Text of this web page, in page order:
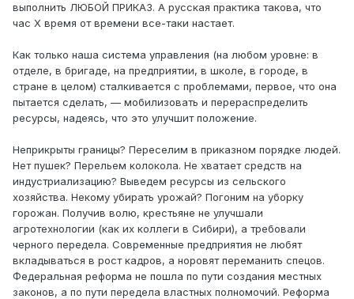
выполнить ЛЮБОЙ ПРИКАЗ. А русская практика такова, что
час Х время от времени все-таки настает.
Как только наша система управления (на любом уровне: в
отделе, в бригаде, на предприятии, в школе, в городе, в
стране в целом) сталкивается с проблемами, первое, что она
пытается сделать, — мобилизовать и перераспределить
ресурсы, надеясь, что это улучшит положение.
Неприкрыты границы? Переселим в приказном порядке людей.
Нет пушек? Перельем колокола. Не хватает средств на
индустриализацию? Выведем ресурсы из сельского
хозяйства. Некому убирать урожай? Погоним на уборку
горожан. Получив волю, крестьяне не улучшали
агротехнологии (как их коллеги в Сибири), а требовали
черного передела. Современные предприятия не любят
вкладываться в рост кадров, а норовят переманить спецов.
Федеральная реформа не пошла по пути создания местных
законов, а по пути передела властных полномочий. Реформа